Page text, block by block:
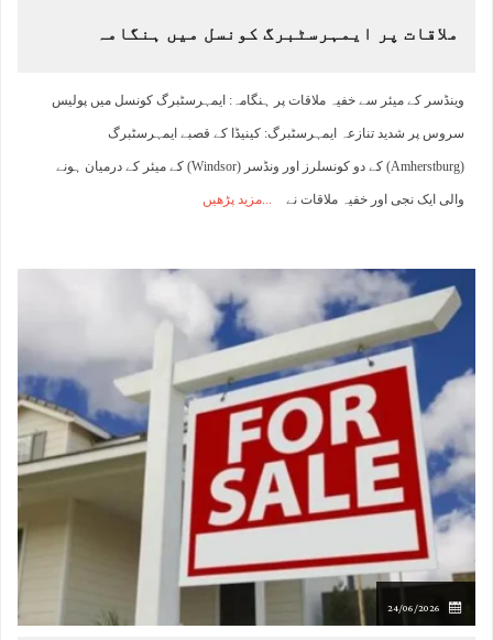
ملاقات پر ایمہرسٹبرگ کونسل میں ہنگامہ
وینڈسر کے میئر سے خفیہ ملاقات پر ہنگامہ: ایمہرسٹبرگ کونسل میں پولیس
سروس پر شدید تنازعہ ایمہرسٹبرگ: کینیڈا کے قصبے ایمہرسٹبرگ
(Amherstburg) کے دو کونسلرز اور ونڈسر (Windsor) کے میئر کے درمیان ہونے
والی ایک نجی اور خفیہ ملاقات نے مزید پڑھیں
24/06/2026